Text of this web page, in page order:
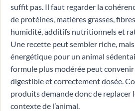
suffit pas. Il faut regarder la
de protéines, matières grasses,
humidité, additifs nutritionnels et
Une recette peut sembler riche,
énergétique pour un animal
formule plus modérée peut convenir
digestible et correctement dosée.
produits demande donc de replacer
contexte de l’animal.